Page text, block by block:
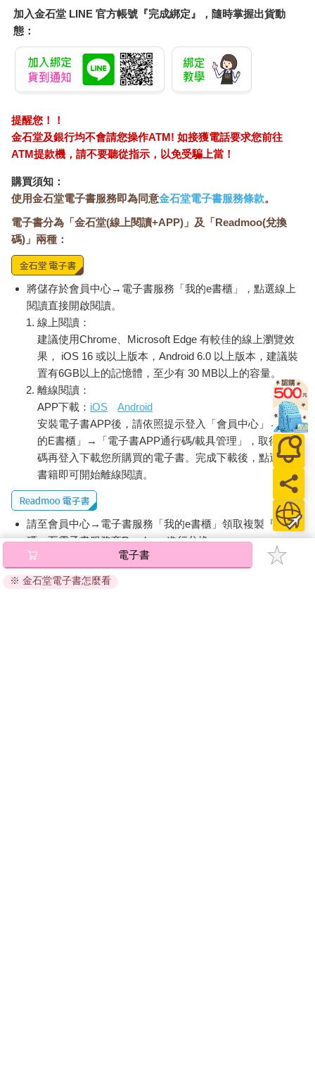
加入金石堂 LINE 官方帳號『完成綁定』，隨時掌握出貨動
態：
提醒您！！
金石堂及銀行均不會請您操作ATM! 如接獲電話要求您前往
ATM提款機，請不要聽從指示，以免受騙上當！
購買須知：
使用金石堂電子書服務即為同意金石堂電子書服務條款。
電子書分為「金石堂(線上閱讀+APP)」及「Readmoo(兌換
碼)」兩種：
將儲存於會員中心→電子書服務「我的e書櫃」，點選線上
閱讀直接開啟閱讀。
線上閱讀：
建議使用Chrome、Microsoft Edge 有較佳的線上瀏覽效
果， iOS 16 或以上版本，Android 6.0 以上版本，建議裝
置有6GB以上的記憶體，至少有 30 MB以上的容量。
離線閱讀：
APP下載： iOS
Android
安裝電子書APP後，請依照提示登入「會員中心」→「我
的E書櫃」→「電子書APP通行碼/載具管理」，取得通行
碼再登入下載您所購買的電子書。完成下載後，點選任一
書籍即可開始離線閱讀。
請至會員中心→電子書服務「我的e書櫃」領取複製『兌換
碼』至電子書服務商Readmoo進行兌換。
退換貨須知：
因版權保護，您在金石堂所購買的電子書僅能以金石堂專屬
電子書
※ 金石堂電子書怎麼看